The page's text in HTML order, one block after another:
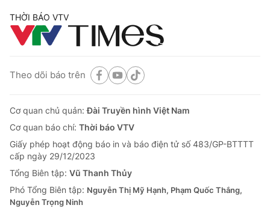
THỜI BÁO VTV
Theo dõi báo trên
Cơ quan chủ quản:Đài Truyền hình Việt Nam
Cơ quan báo chí: Thời báo VTV
Giấy phép hoạt động báo in và báo điện tử số 483/GP-BTTTT
cấp ngày 29/12/2023
Tổng Biên tập: Vũ Thanh Thủy
Phó Tổng Biên tập: Nguyễn Thị Mỹ Hạnh, Phạm Quốc Thắng,
Nguyễn Trọng Ninh